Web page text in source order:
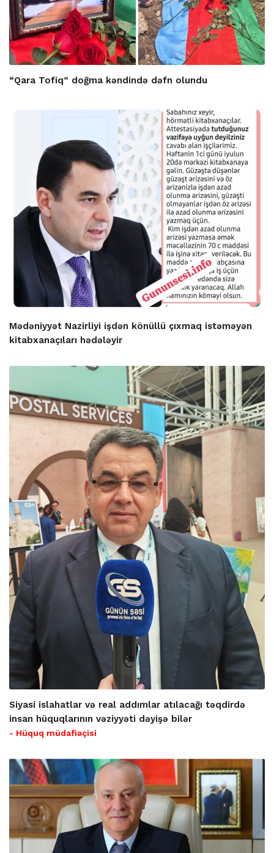
“Qara Tofiq” doğma kəndində dəfn olundu
Mədəniyyət Nazirliyi işdən könüllü çıxmaq istəməyən
kitabxanaçıları hədələyir
Siyasi islahatlar və real addımlar atılacağı təqdirdə
insan hüquqlarının vəziyyəti dəyişə bilər
- Hüquq müdafiəçisi